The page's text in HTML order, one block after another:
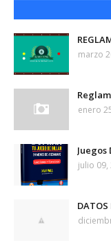
marzo
enero
Juegos
julio 09,
DATOS